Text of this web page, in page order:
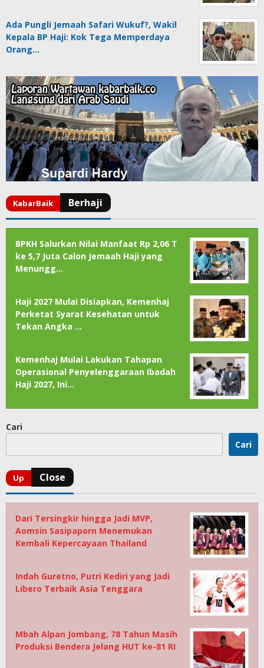
Ada Pungli Jemaah Safari Wukuf?, Wakil
Kepala BP Haji: Kok Tega Memperdaya
Orang…
BPKH Salurkan Nilai Manfaat Rp 2,06 T
ke 5,7 Juta Calon Jemaah Haji yang
Menungg…
Haji 2027 Mulai Disiapkan, Kemenhaj
Perketat Syarat Kesehatan untuk
Tekan Angka …
Kemenhaj Mulai Lakukan Tahapan
Operasional Penyelenggaraan Ibadah
Haji 2027, Ini…
Cari
Cari
Dari Tersingkir hingga Jadi MVP,
Aomsin Sasipaporn Menemukan
Kembali Kepercayaan Thailand
Indah Guretno, Putri Kediri yang Jadi
Libero Terbaik Asia Tenggara
Mbah Alpan Jombang, 78 Tahun Masih
Produksi Bendera Jelang HUT ke-81 RI